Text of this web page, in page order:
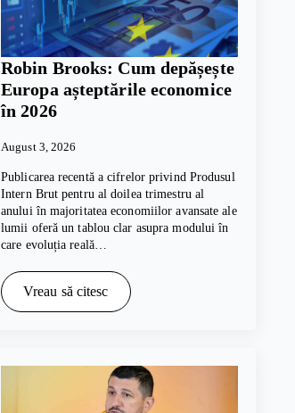
Robin Brooks: Cum depășește
Europa așteptările economice
în 2026
August 3, 2026
Publicarea recentă a cifrelor privind Produsul
Intern Brut pentru al doilea trimestru al
anului în majoritatea economiilor avansate ale
lumii oferă un tablou clar asupra modului în
care evoluția reală…
Vreau să citesc